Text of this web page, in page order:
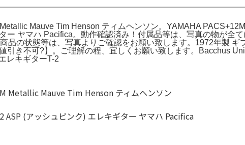
Mauve Tim Henson ティムヘンソン。YAMAHA
ー ヤマハ Pacifica。動作確認済み！付属品等は、写真の物が全
品の状態等は、写真よりご確認をお願い致します。1972年製
引き不可?】。ご理解の程、宜しくお願い致します。Bacchus
レキギターT-2